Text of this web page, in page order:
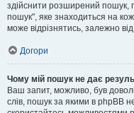
здійснити розширений
пошук", яке знаходиться на
може відрізнятись, залежно
Догори
Чому мій пошук не дає
Ваш запит, можливо, був
слів, пошук за якими в phpBB